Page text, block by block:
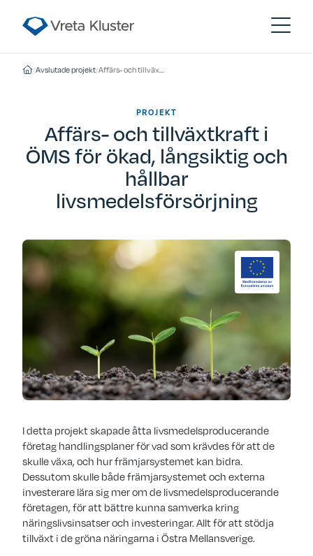
/Avslutade projekt/ Affärs- och tillväxtkraft i ÖMS för ökad, långsiktig och hållbar livsmedelsförsörjning
PROJEKT
Affärs- och tillväxtkraft i
ÖMS för ökad, långsiktig och
hållbar
livsmedelsförsörjning
I detta projekt skapade åtta livsmedelsproducerande
företag handlingsplaner för vad som krävdes för att de
skulle växa, och hur främjarsystemet kan bidra.
Dessutom skulle både främjarsystemet och externa
investerare lära sig mer om de livsmedelsproducerande
företagen, för att bättre kunna samverka kring
näringslivsinsatser och investeringar. Allt för att stödja
tillväxt i de gröna näringarna i Östra Mellansverige.